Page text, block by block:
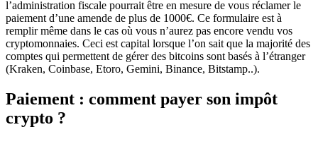
l’administration fiscale pourrait être en mesure de vous réclamer le
paiement d’une amende de plus de 1000€. Ce formulaire est à
remplir même dans le cas où vous n’aurez pas encore vendu vos
cryptomonnaies. Ceci est capital lorsque l’on sait que la majorité des
comptes qui permettent de gérer des bitcoins sont basés à l’étranger
(Kraken, Coinbase, Etoro, Gemini, Binance, Bitstamp..).
Paiement : comment payer son impôt
crypto ?